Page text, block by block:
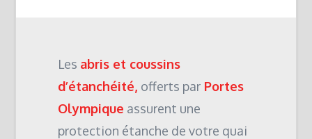
Les abris et coussins
d’étanchéité, offerts par Portes
Olympique assurent une
protection étanche de votre quai